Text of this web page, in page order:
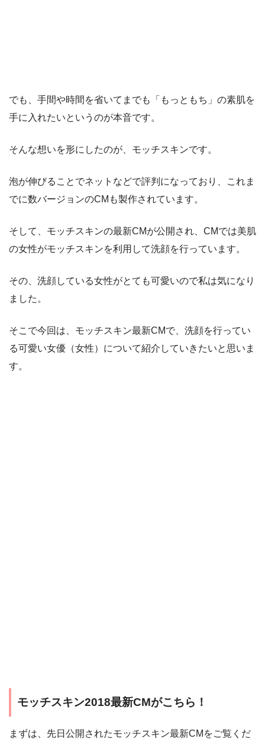
でも、手間や時間を省いてまでも「もっともち」の素肌を
手に入れたいというのが本音です。
そんな想いを形にしたのが、モッチスキンです。
泡が伸びることでネットなどで評判になっており、これま
でに数バージョンのCMも製作されています。
そして、モッチスキンの最新CMが公開され、CMでは美肌
の女性がモッチスキンを利用して洗顔を行っています。
その、洗顔している女性がとても可愛いので私は気になり
ました。
そこで今回は、モッチスキン最新CMで、洗顔を行ってい
る可愛い女優（女性）について紹介していきたいと思いま
す。
モッチスキン2018最新CMがこちら！
まずは、先日公開されたモッチスキン最新CMをご覧くだ